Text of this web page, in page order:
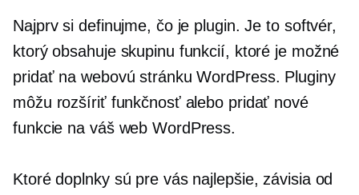
Najprv si definujme, čo je plugin. Je to softvér,
ktorý obsahuje skupinu funkcií, ktoré je možné
pridať na webovú stránku WordPress. Pluginy
môžu rozšíriť funkčnosť alebo pridať nové
funkcie na váš web WordPress.
Ktoré doplnky sú pre vás najlepšie, závisia od